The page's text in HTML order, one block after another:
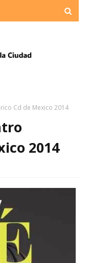
Cd de Mexico 2014
2014